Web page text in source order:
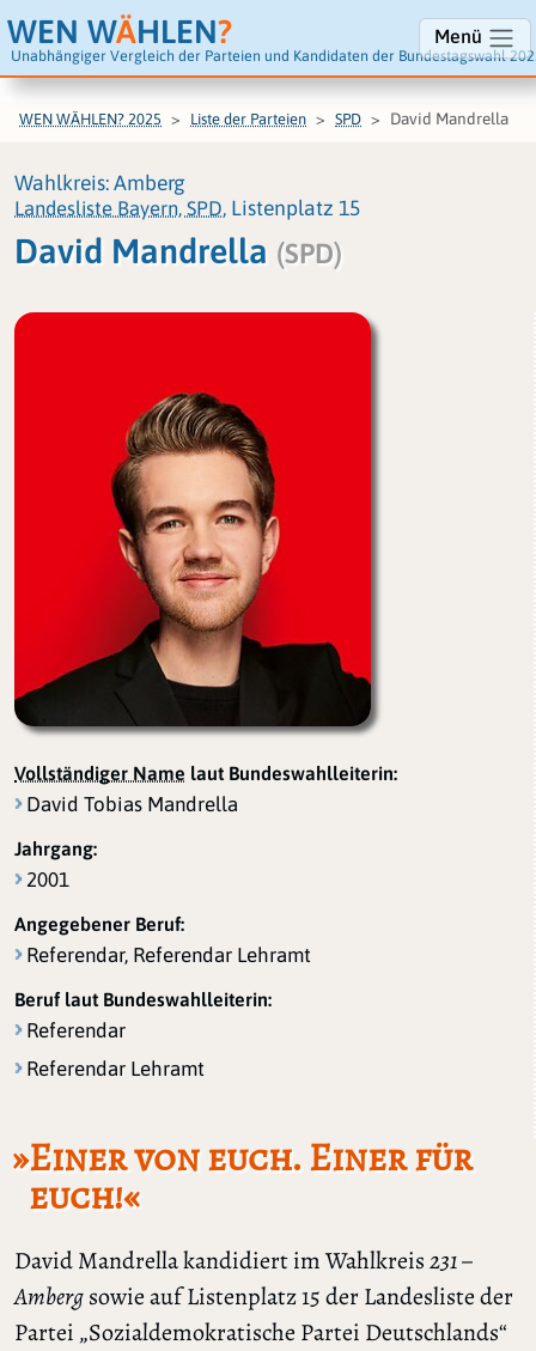
WEN WÄHLEN?
Unabhängiger Vergleich der Parteien und Kandidaten der Bundestagswahl
Menü
WEN WÄHLEN? 2025 Liste der Parteien SPD David Mandrella
Wahlkreis: Amberg
Landesliste Bayern, SPD, Listenplatz 15
David Mandrella (SPD)
Vollständiger Name laut Bundeswahlleiterin:
David Tobias Mandrella
Jahrgang:
2001
Angegebener Beruf:
Referendar, Referendar Lehramt
Beruf laut Bundeswahlleiterin:
Referendar
Referendar Lehramt
»Einer von euch. Einer für
euch!«
David Mandrella kandidiert im Wahlkreis231 –
Ambergsowie auf Listenplatz 15 der Landesliste der
Partei „Sozialdemokratische Partei Deutschlands“